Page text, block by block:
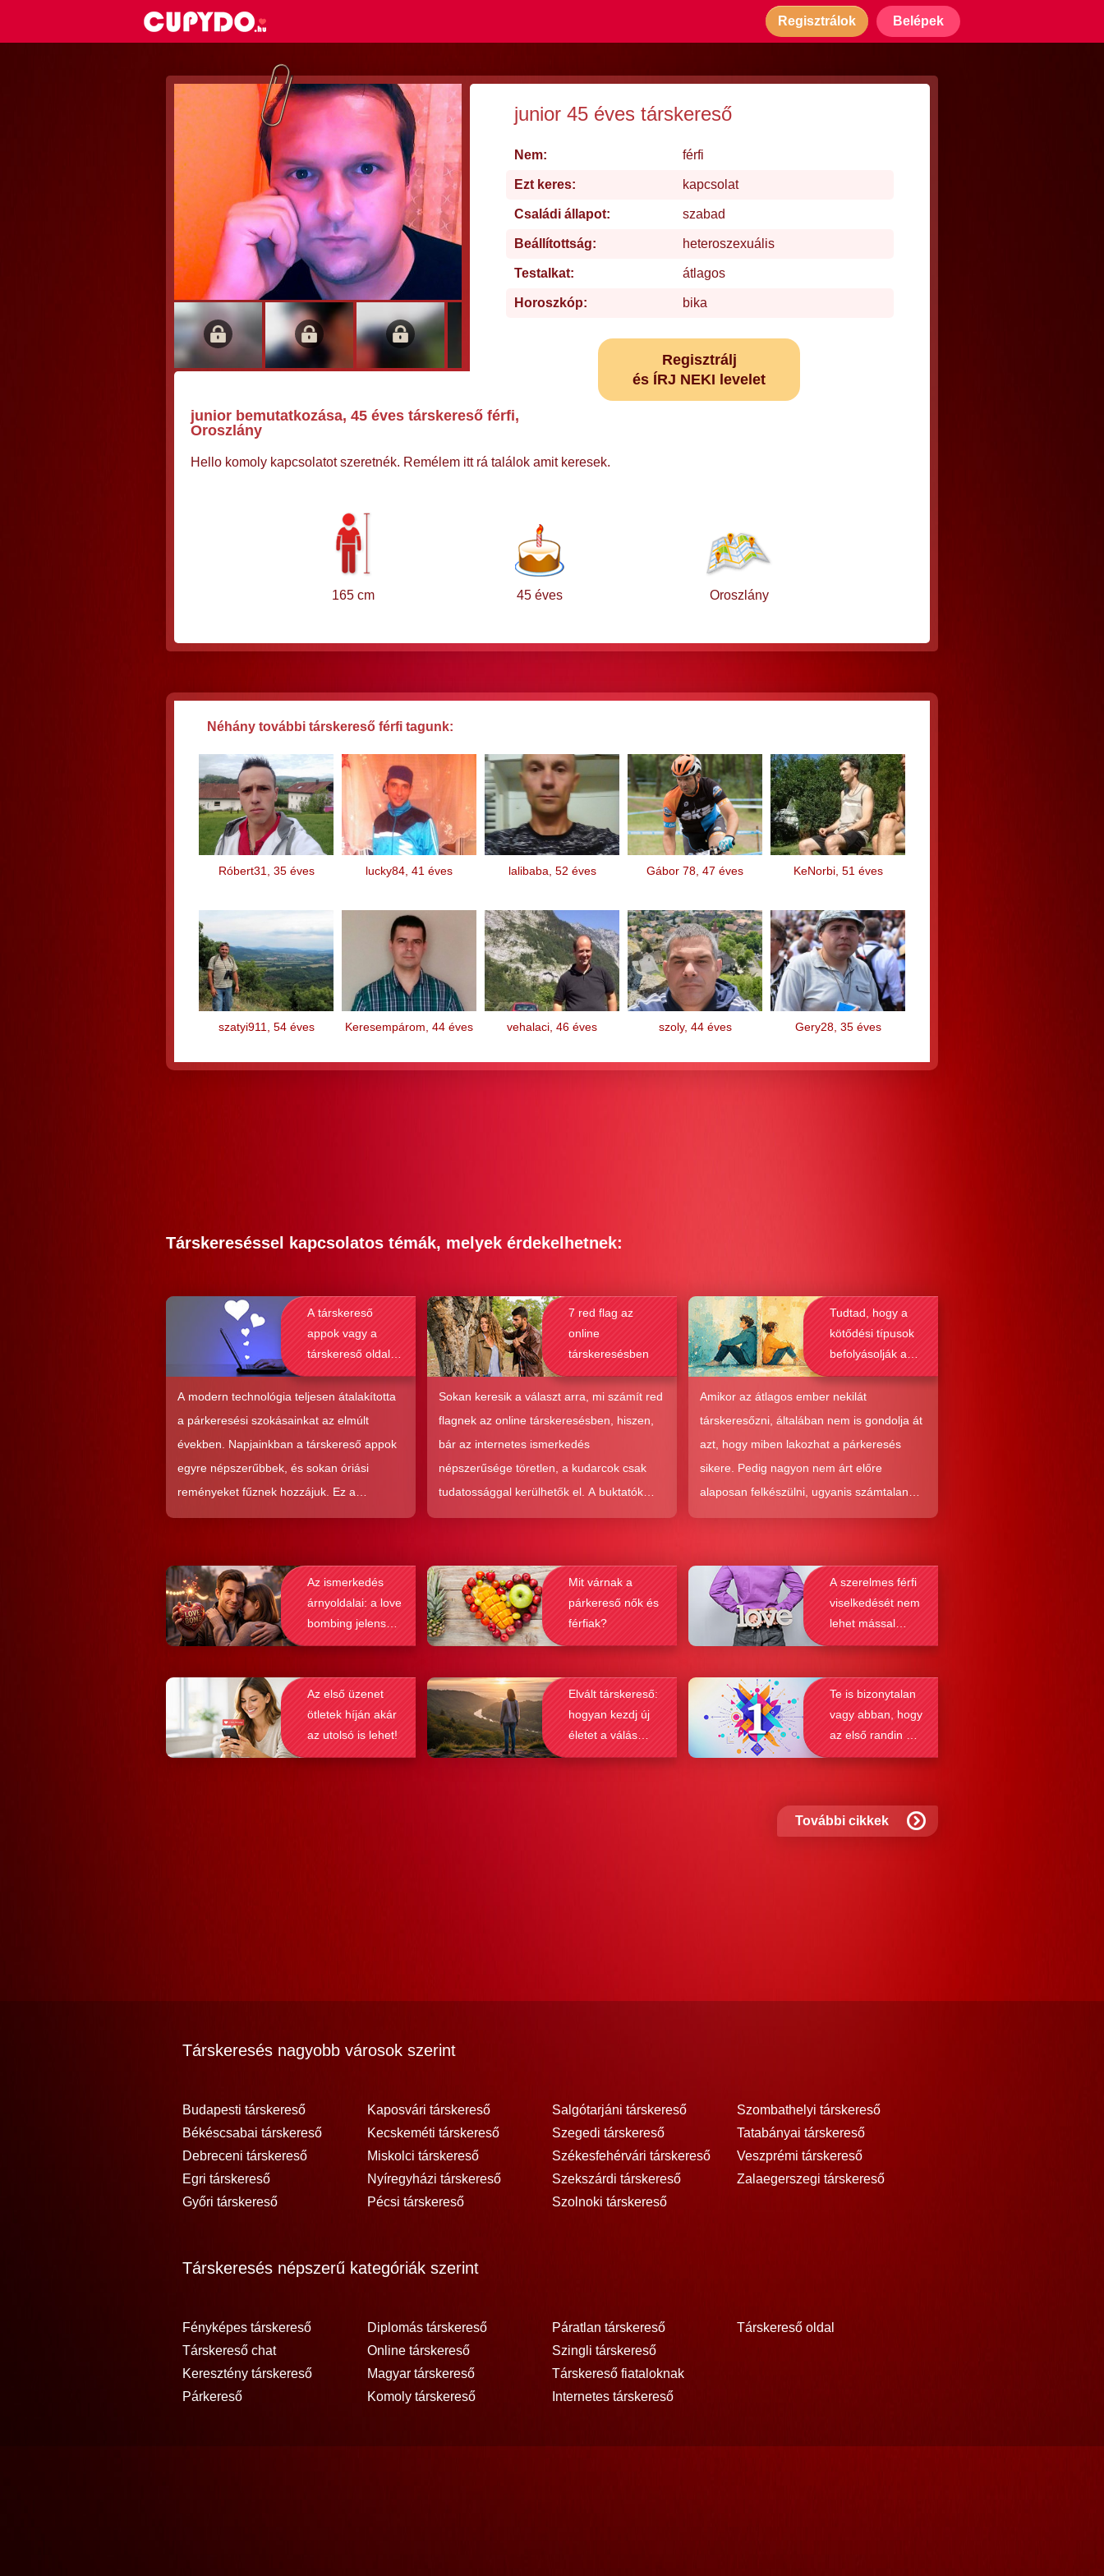
Regisztrálok Belépek
junior 45 éves társkereső
Nem: férfi
Ezt keres: kapcsolat
Családi állapot: szabad
Beállítottság: heteroszexuális
Testalkat: átlagos
Horoszkóp: bika
Regisztrálj
és ÍRJ NEKI levelet
junior bemutatkozása, 45 éves társkereső férfi,
Oroszlány
Hello komoly kapcsolatot szeretnék. Remélem itt rá találok amit keresek.
165 cm 45 éves Oroszlány
Néhány további társkereső férfi tagunk:
Róbert31, 35 éves lucky84, 41 éves lalibaba, 52 éves Gábor 78, 47 éves KeNorbi, 51 éves
szatyi911, 54 éves Keresempárom, 44 éves vehalaci, 46 éves szoly, 44 éves Gery28, 35 éves
Társkereséssel kapcsolatos témák, melyek érdekelhetnek:
A társkereső
appok vagy a
társkereső oldalak
alkalmasabbak a
komoly kapcsolat
kialakításához?
A modern technológia teljesen átalakította
a párkeresési szokásainkat az elmúlt
években. Napjainkban a társkereső appok
egyre népszerűbbek, és sokan óriási
reményeket fűznek hozzájuk. Ez a
közkedveltség egyáltalán nem véletlen,
nagyon könnyen és gyorsan lehet sikereket
elérni a flörtölésben. A legfőbb kérdés
azonban az, hogy ezek az alkalmazások
valóban hozzásegítenek-e minket egy
7 red flag az
online
társkeresésben
Sokan keresik a választ arra, mi számít red
flagnek az online társkeresésben, hiszen,
bár az internetes ismerkedés
népszerűsége töretlen, a kudarcok csak
tudatossággal kerülhetők el. A buktatók
ellenére ez a társkeresési forma joggal
hatékonyság, amit ad, nehezen
felülmúlható.
Tudtad, hogy a
kötődési típusok
befolyásolják a
társkeresést is?
Amikor az átlagos ember nekilát
társkeresőzni, általában nem is gondolja át
azt, hogy miben lakozhat a párkeresés
sikere. Pedig nagyon nem árt előre
alaposan felkészülni, ugyanis számtalan
kudarctól képes megmenteni téged is az,
társkeresés működését, a párkapcsolatok
sikerének a receptjét, melyeket vizsgálva
bebizonyosodik, hogy a kötődési típusok
befolyásolják a társkeresést.
Az ismerkedés
árnyoldalai: a love
bombing jelenség
felismerése
Mit várnak a
párkereső nők és
férfiak?
A szerelmes férfi
viselkedését nem
lehet mással
összetéveszteni
Az első üzenet
ötletek híján akár
az utolsó is lehet!
Elvált társkereső:
hogyan kezdj új
életet a válás
után?
Te is bizonytalan
vagy abban, hogy
az első randin mit
szabad és mit
További cikkek
Társkeresés nagyobb városok szerint
Budapesti társkereső
Békéscsabai társkereső
Debreceni társkereső
Egri társkereső
Győri társkereső
Kaposvári társkereső
Kecskeméti társkereső
Miskolci társkereső
Nyíregyházi társkereső
Pécsi társkereső
Salgótarjáni társkereső
Szegedi társkereső
Székesfehérvári társkereső
Szekszárdi társkereső
Szolnoki társkereső
Szombathelyi társkereső
Tatabányai társkereső
Veszprémi társkereső
Zalaegerszegi társkereső
Társkeresés népszerű kategóriák szerint
Fényképes társkereső
Társkereső chat
Keresztény társkereső
Párkereső
Diplomás társkereső
Online társkereső
Magyar társkereső
Komoly társkereső
Páratlan társkereső
Szingli társkereső
Társkereső fiataloknak
Internetes társkereső
Társkereső oldal